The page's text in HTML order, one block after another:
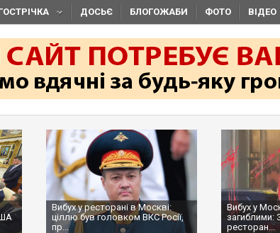
ДОСЬЄ БЛОГОЖАБИ ФОТО ВІДЕО
Вибух у ресторані в Москві:
ціллю був головком ВКС Росії,
пр...
Вибух у
загиблими:
ресторан...